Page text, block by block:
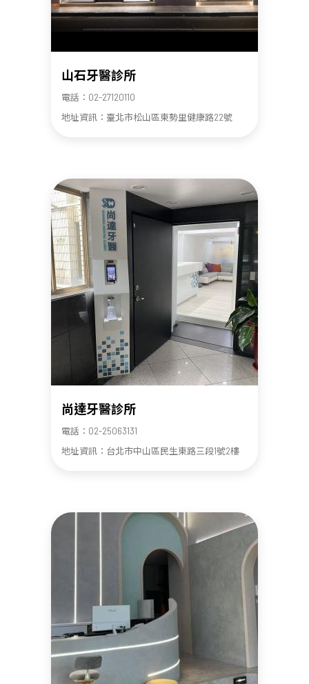
山石牙醫診所
電話：02-27120110
地址資訊：臺北市松山區東勢里健康路22號
尚達牙醫診所
電話：02-25063131
地址資訊：台北市中山區民生東路三段1號2樓